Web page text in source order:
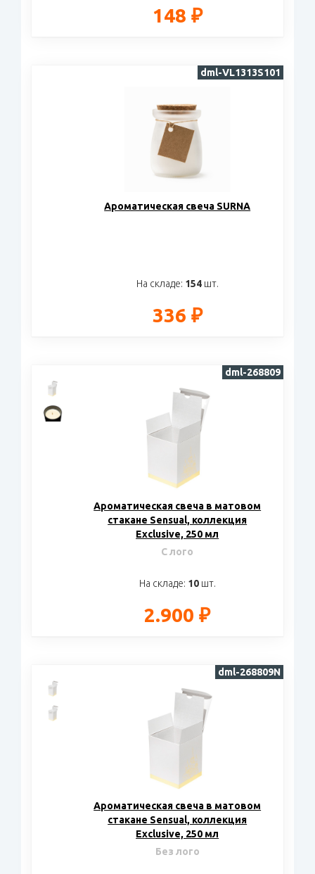
148 ₽
Ароматическая свеча SURNA
На складе: 154шт.
336 ₽
dml-VL1313S101
Ароматическая свеча в матовом
стакане Sensual, коллекция
Exclusive, 250 мл
С лого
На складе: 10шт.
2.900 ₽
dml-268809
Ароматическая свеча в матовом
стакане Sensual, коллекция
Exclusive, 250 мл
Без лого
dml-268809N